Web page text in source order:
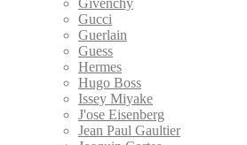
Gucci
Guerlain
Guess
Hermes
Hugo Boss
Issey Miyake
J'ose Eisenberg
Jean Paul Gaultier